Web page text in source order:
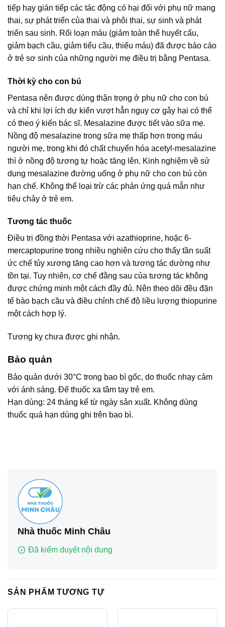
tiếp hay gián tiếp các tác động có hại đối với phụ nữ mang
thai, sự phát triển của thai và phôi thai, sự sinh và phát
triển sau sinh. Rối loạn máu (giảm toàn thể huyết cấu,
giảm bạch cầu, giảm tiểu cầu, thiếu máu) đã được báo cáo
ở trẻ sơ sinh của những người mẹ điều trị bằng Pentasa.
Thời kỳ cho con bú
Pentasa nên được dùng thận trọng ở phụ nữ cho con bú
và chỉ khi lợi ích dự kiến vượt hẳn nguy cơ gây hại có thể
có theo ý kiến bác sĩ. Mesalazine được tiết vào sữa mẹ.
Nồng độ mesalazine trong sữa mẹ thấp hơn trong máu
người mẹ, trong khi đó chất chuyển hóa acetyl-mesalazine
thì ở nồng độ tương tự hoặc tăng lên. Kinh nghiệm về sử
dụng mesalazine đường uống ở phụ nữ cho con bú còn
hạn chế. Không thể loại trừ các phản ứng quá mẫn như
tiêu chảy ở trẻ em.
Tương tác thuốc
Điều trị đồng thời Pentasa với azathioprine, hoặc 6-
mercaptopurine trong nhiều nghiên cứu cho thấy tần suất
ức chế tủy xương tăng cao hơn và tương tác dường như
tồn tại. Tuy nhiên, cơ chế đằng sau của tương tác không
được chứng minh một cách đầy đủ. Nên theo dõi đều đặn
tế bào bạch cầu và điều chỉnh chế độ liều lượng thiopurine
một cách hợp lý.
Tương kỵ chưa được ghi nhận.
Bảo quản
Bảo quản dưới 30°C trong bao bì gốc, do thuốc nhạy cảm
với ánh sáng. Để thuốc xa tầm tay trẻ em.
Hạn dùng: 24 tháng kể từ ngày sản xuất. Không dùng
thuốc quá hạn dùng ghi trên bao bì.
Nhà thuốc Minh Châu
Đã kiểm duyệt nội dung
SẢN PHẨM TƯƠNG TỰ